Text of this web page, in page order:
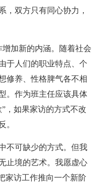
，双方只有同心协力，
加新的内涵。随着社会
于人们的职业特点、个
修养、性格脾气各不相
。作为班主任应该具体
，如果家访的方式不改
。
不可缺少的方式。但我
止境的艺术。我愿虚心
家访工作推向一个新阶